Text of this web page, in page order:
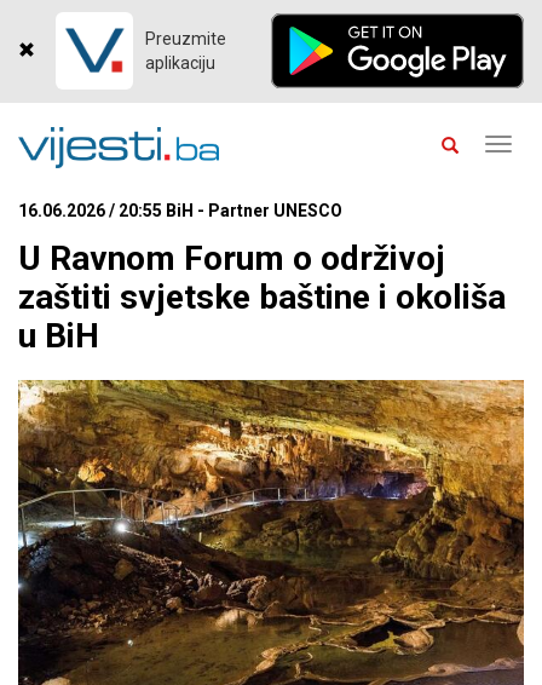
Preuzmite
aplikaciju
16.06.2026 / 20:55 BiH - Partner UNESCO
U Ravnom Forum o održivoj
zaštiti svjetske baštine i okoliša
u BiH